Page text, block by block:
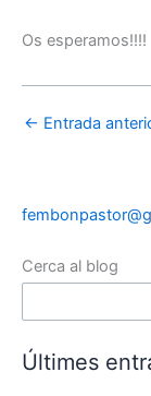
Os esperamos!!!!
← Entrada
Cerca al blog
Últimes